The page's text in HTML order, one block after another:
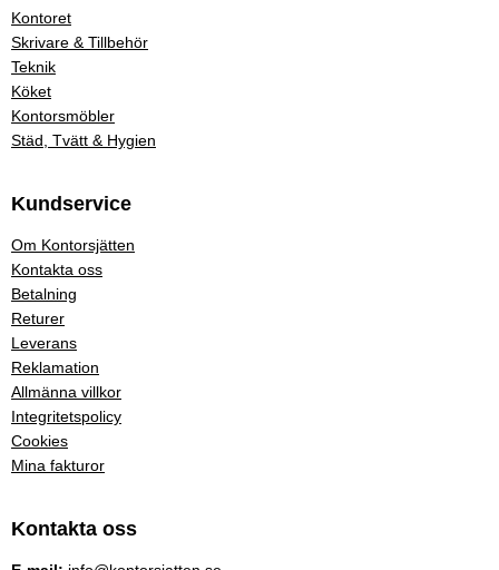
Kontoret
Skrivare & Tillbehör
Teknik
Köket
Kontorsmöbler
Städ, Tvätt & Hygien
Kundservice
Om Kontorsjätten
Kontakta oss
Betalning
Returer
Leverans
Reklamation
Allmänna villkor
Integritetspolicy
Cookies
Mina fakturor
Kontakta oss